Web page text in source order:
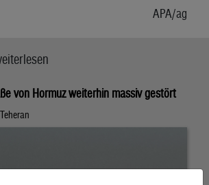
APA/ag
von Hormuz weiterhin massiv gestört